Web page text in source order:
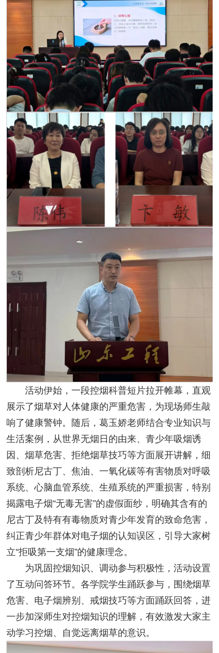
活动伊始，一段控烟科普短片拉开帷幕，直观
展示了烟草对人体健康的严重危害，为现场师生敲
响了健康警钟。随后，葛玉娇老师结合专业知识与
生活案例，从世界无烟日的由来、青少年吸烟诱
因、烟草危害、拒绝烟草技巧等方面展开讲解，细
致剖析尼古丁、焦油、一氧化碳等有害物质对呼吸
系统、心脑血管系统、生殖系统的严重损害，特别
揭露电子烟“无毒无害”的虚假面纱，明确其含有的
尼古丁及特有有毒物质对青少年发育的致命危害，
纠正青少年群体对电子烟的认知误区，引导大家树
立“拒吸第一支烟”的健康理念。
为巩固控烟知识、调动参与积极性，活动设置
了互动问答环节。各学院学生踊跃参与，围绕烟草
危害、电子烟辨别、戒烟技巧等方面踊跃回答，进
一步加深师生对控烟知识的理解，有效激发大家主
动学习控烟、自觉远离烟草的意识。